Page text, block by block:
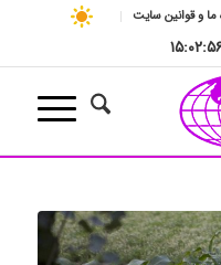
ما و قوانین سایت